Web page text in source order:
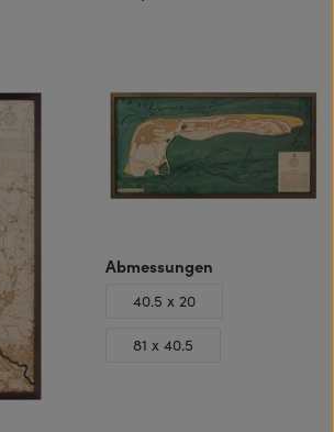
Abmessungen
40.5 x 20
81 x 40.5